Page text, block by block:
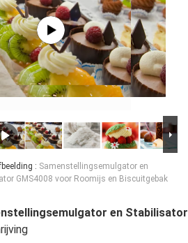
: Samenstellingsemulgator en
GMS4008 voor Roomijs en Biscuitgebak
en